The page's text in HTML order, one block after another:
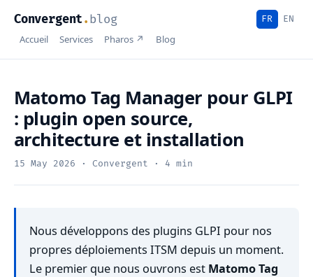
Convergent. blog
Accueil Services Pharos ↗ Blog
FR EN
Matomo Tag Manager pour GLPI
: plugin open source,
architecture et installation
15 May 2026 · Convergent · 4 min
Nous développons des plugins GLPI pour nos
propres déploiements ITSM depuis un moment.
Le premier que nous ouvrons est Matomo Tag